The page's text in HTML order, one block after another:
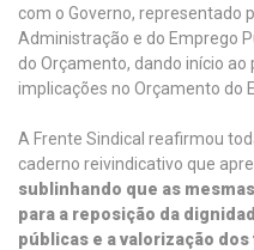
com o Governo, representado
Administração e do Emprego
do Orçamento, dando início
implicações no Orçamento do
A Frente Sindical reafirmou
caderno reivindicativo que
sublinhando que as
para a reposição da
públicas e a valorização